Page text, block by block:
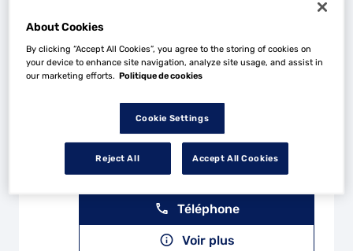
Voir plus
CARROSSERIE GIRARD
70 Impasse la Verdière
26750 ST PAUL LES ROMANS
Ouvert 08:00 - 12:00 et 14:00 -
Téléphone
Voir plus
About Cookies
By clicking “Accept All Cookies”, you agree to the storing of cookies on
your device to enhance site navigation, analyze site usage, and assist in
our marketing efforts. Politique de cookies
Cookie Settings
Reject All Accept All Cookies